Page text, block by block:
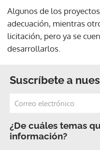
Algunos de los
adecuación, mientras
licitación, pero ya se
desarrollarlos.
Suscríbete a
¿De cuáles temas
información?